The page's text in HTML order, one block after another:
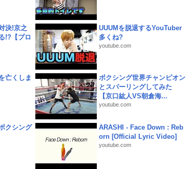
決!京之
!?【プロ
UUUMを脱退するYouTuber
多くね?
youtube.com
亡くしま
ボクシング世界チャンピオン
とスパーリングしてみた
【京口紘人VS朝倉海...
youtube.com
クシング
ARASHI - Face Down : Reb
orn [Official Lyric Video]
youtube.com